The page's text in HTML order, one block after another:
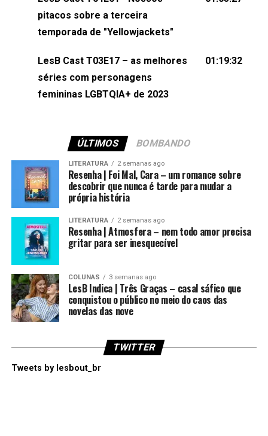
(⁠⁠⁠⁠@brunarfentanes⁠⁠⁠⁠) e Pollyelly FlorêncioEdição de
Naiady Machado
pitacos sobre a terceira
temporada de "Yellowjackets"
LesB Cast T03E17 – as melhores
séries com personagens
femininas LGBTQIA+ de 2023
01:19:32
ÚLTIMOS BOMBANDO
LITERATURA 2 semanas ago
Resenha | Foi Mal, Cara – um romance sobre
descobrir que nunca é tarde para mudar a
própria história
LITERATURA 2 semanas ago
Resenha | Atmosfera – nem todo amor precisa
gritar para ser inesquecível
COLUNAS 3 semanas ago
LesB Indica | Três Graças – casal sáfico que
conquistou o público no meio do caos das
novelas das nove
TWITTER
Tweets by lesbout_br